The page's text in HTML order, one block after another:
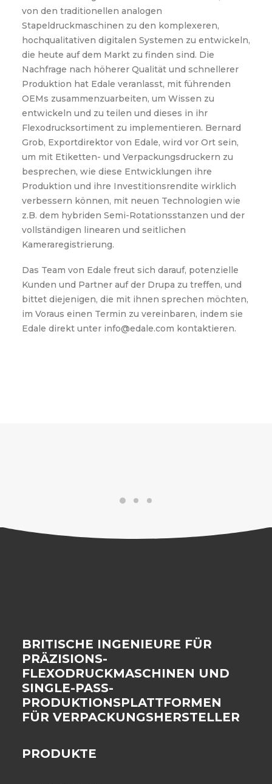
von den traditionellen analogen
Stapeldruckmaschinen zu den komplexeren,
hochqualitativen digitalen Systemen zu entwickeln,
die heute auf dem Markt zu finden sind. Die
Nachfrage nach höherer Qualität und schnellerer
Produktion hat Edale veranlasst, mit führenden
OEMs zusammenzuarbeiten, um Wissen zu
entwickeln und zu teilen und dieses in ihr
Flexodrucksortiment zu implementieren. Bernard
Grob, Exportdirektor von Edale, wird vor Ort sein,
um mit Etiketten- und Verpackungsdruckern zu
besprechen, wie diese Entwicklungen ihre
Produktion und ihre Investitionsrendite wirklich
verbessern können, mit neuen Technologien wie
z.B. dem hybriden Semi-Rotationsstanzen und der
vollständigen linearen und seitlichen
Kameraregistrierung.
Das Team von Edale freut sich darauf, potenzielle
Kunden und Partner auf der Drupa zu treffen, und
bittet diejenigen, die mit ihnen sprechen möchten,
im Voraus einen Termin zu vereinbaren, indem sie
Edale direkt unter info@edale.com kontaktieren.
BRITISCHE INGENIEURE FÜR
PRÄZISIONS-
FLEXODRUCKMASCHINEN UND
SINGLE-PASS-
PRODUKTIONSPLATTFORMEN
FÜR VERPACKUNGSHERSTELLER
PRODUKTE